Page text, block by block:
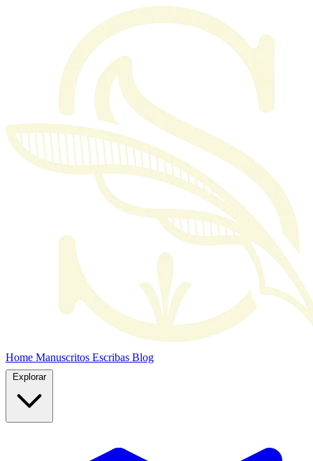
Home Manuscritos Escribas Blog
Explorar